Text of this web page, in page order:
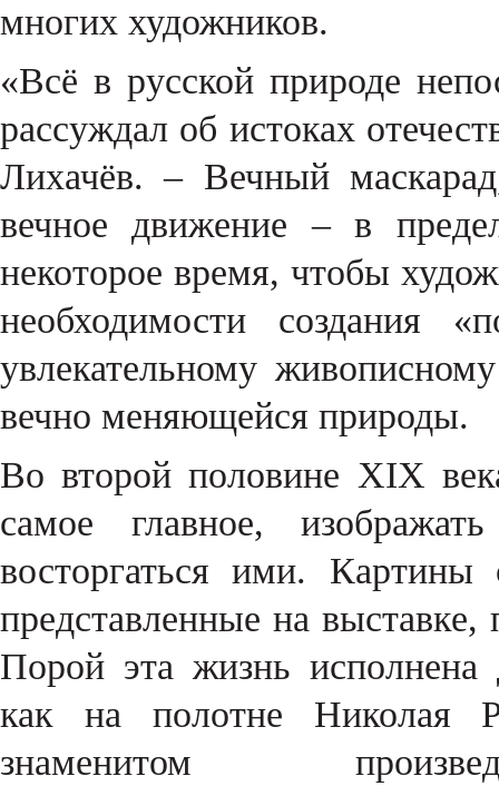
многих художников.
«Всё в русской природе
рассуждал об истоках
Лихачёв. – Вечный
вечное движение – в
некоторое время, чтобы
необходимости создания
увлекательному
вечно меняющейся
Во второй половине XIX
самое главное,
восторгаться ими.
представленные на
Порой эта жизнь исполнена
как на полотне Николая
знаменитом